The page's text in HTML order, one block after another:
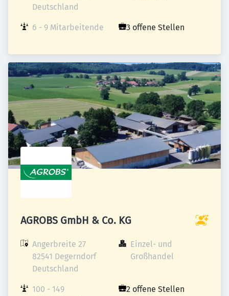
Deutschland
6 - 9 Mitarbeitende 3 offene Stellen
AGROBS GmbH & Co. KG
Angerbreite 27
82541 Degerndorf
Deutschland
Einzel- und
Großhandel
100 - 149
2 offene Stellen